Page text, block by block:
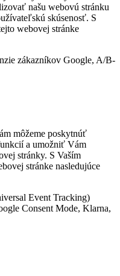
našu webovú stránku
skúsenosť. S
webovej stránke
zákazníkov Google, A/B-
môžeme poskytnúť
a umožniť Vám
stránky. S Vaším
stránke nasledujúce
Event Tracking)
Consent Mode, Klarna,